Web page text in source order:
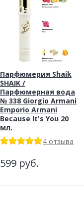
Парфюмерия Shaik
SHAIK /
Парфюмерная вода
№ 338 Giorgio Armani
Emporio Armani
Because It's You 20
мл.
4 отзыва
599 руб.